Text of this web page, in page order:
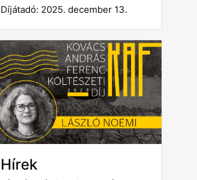
Díjátadó: 2025. december 13.
Hírek